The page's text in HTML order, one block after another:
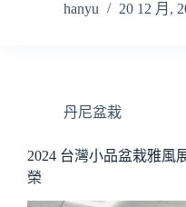
hanyu
20 12 月,
丹尼盆栽
2024 台灣小品盆栽雅風
榮